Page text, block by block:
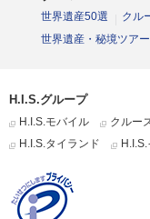
世界遺産50選 クル
世界遺産・秘境ツアー
H.I.S.グループ
H.I.S.モバイル クルー
H.I.S.タイランド